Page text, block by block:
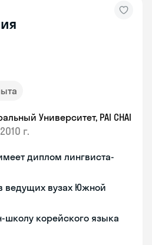
Университет, PAI CHAI
2010 г.
диплом лингвиста-
ведущих вузах Южной
школу корейского языка